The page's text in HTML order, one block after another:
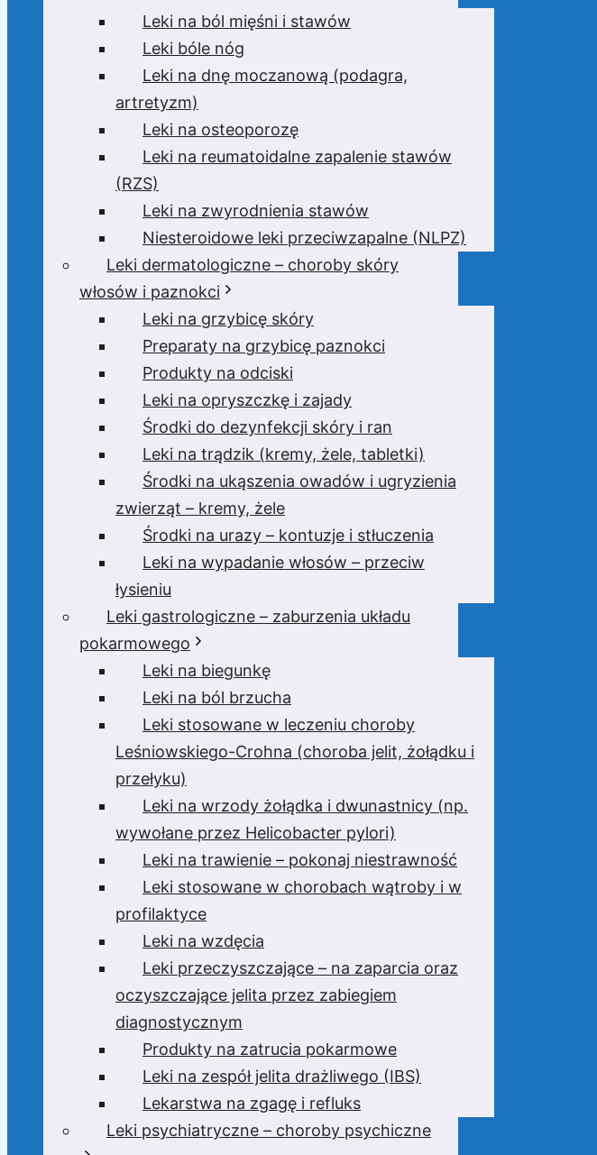
Leki na ból mięśni i stawów
Leki bóle nóg
Leki na dnę moczanową (podagra,
artretyzm)
Leki na osteoporozę
Leki na reumatoidalne zapalenie stawów
(RZS)
Leki na zwyrodnienia stawów
Niesteroidowe leki przeciwzapalne (NLPZ)
Leki dermatologiczne – choroby skóry
włosów i paznokci
Leki na grzybicę skóry
Preparaty na grzybicę paznokci
Produkty na odciski
Leki na opryszczkę i zajady
Środki do dezynfekcji skóry i ran
Leki na trądzik (kremy, żele, tabletki)
Środki na ukąszenia owadów i ugryzienia
zwierząt – kremy, żele
Środki na urazy – kontuzje i stłuczenia
Leki na wypadanie włosów – przeciw
łysieniu
Leki gastrologiczne – zaburzenia układu
pokarmowego
Leki na biegunkę
Leki na ból brzucha
Leki stosowane w leczeniu choroby
Leśniowskiego-Crohna (choroba jelit, żołądku i
przełyku)
Leki na wrzody żołądka i dwunastnicy (np.
wywołane przez Helicobacter pylori)
Leki na trawienie – pokonaj niestrawność
Leki stosowane w chorobach wątroby i w
profilaktyce
Leki na wzdęcia
Leki przeczyszczające – na zaparcia oraz
oczyszczające jelita przez zabiegiem
diagnostycznym
Produkty na zatrucia pokarmowe
Leki na zespół jelita drażliwego (IBS)
Lekarstwa na zgagę i refluks
Leki psychiatryczne – choroby psychiczne